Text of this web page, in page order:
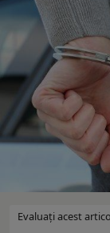
Evaluaţi acest